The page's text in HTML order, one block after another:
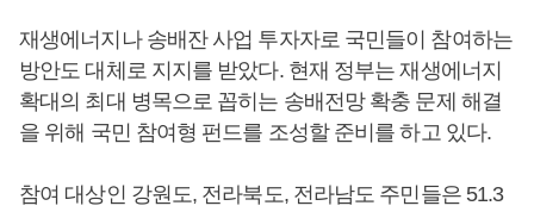
재생에너지나 송배잔 사업 투자자로 국민들이 참여하는
방안도 대체로 지지를 받았다. 현재 정부는 재생에너지
확대의 최대 병목으로 꼽히는 송배전망 확충 문제 해결
을 위해 국민 참여형 펀드를 조성할 준비를 하고 있다.
참여 대상인 강원도, 전라북도, 전라남도 주민들은 51.3